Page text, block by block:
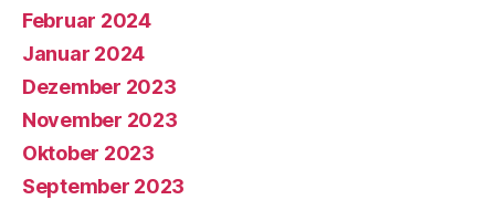
Februar 2024
Januar 2024
Dezember 2023
November 2023
Oktober 2023
September 2023